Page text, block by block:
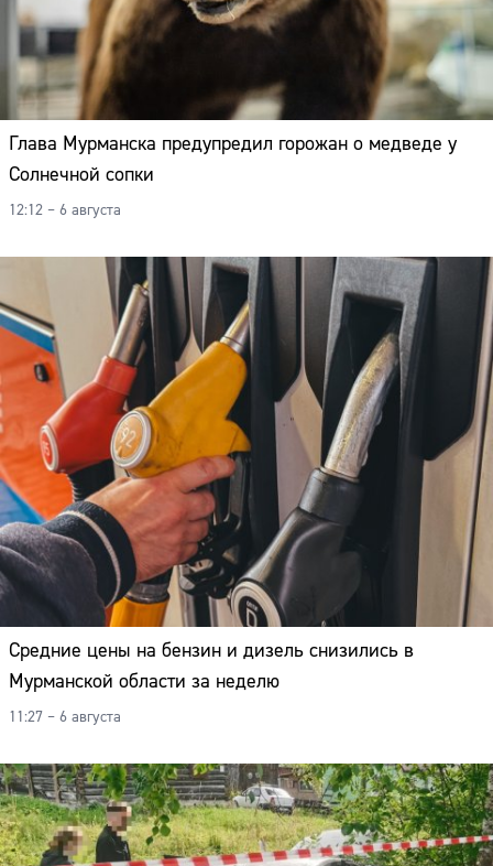
Глава Мурманска предупредил горожан о медведе у
Солнечной сопки
12:12 – 6 августа
Средние цены на бензин и дизель снизились в
Мурманской области за неделю
11:27 – 6 августа
Адрес: